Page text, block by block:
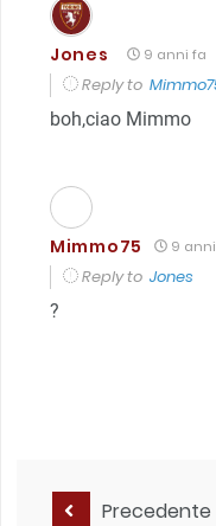
Jones 9 anni fa
Reply to
boh,ciao Mimmo
Mimmo75 9
Reply to Jones
?
Precedente